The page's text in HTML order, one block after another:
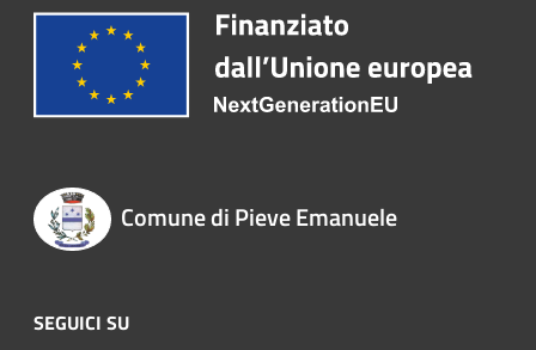
Comune di Pieve Emanuele
SEGUICI SU